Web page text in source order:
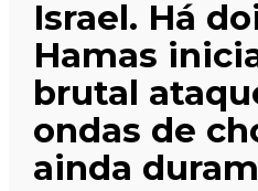
Israel. Há
Hamas
brutal
ondas de
ainda